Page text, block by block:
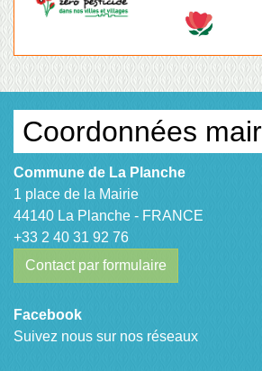
Coordonnées
Commune de La Planche
1 place de la Mairie
44140 La Planche - FRANCE
+33 2 40 31 92 76
Contact par formulaire
Facebook
Suivez nous sur nos réseaux